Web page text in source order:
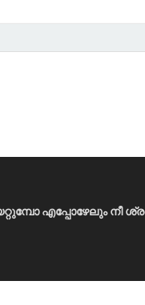
എപ്പോഴേലും നീ